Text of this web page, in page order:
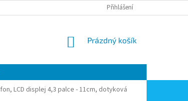
ÚDAJŮ MOJE OBJEDNÁVKA
Přihlášení
NÁKUPNÍ
Prázdný košík
LCD displej 4,3 palce - 11cm, dotyková